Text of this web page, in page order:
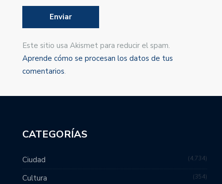
Este sitio usa Akismet para reducir el spam.
Aprende cómo se procesan los datos de tus
comentarios.
CATEGORÍAS
Ciudad 4,734
Cultura 354